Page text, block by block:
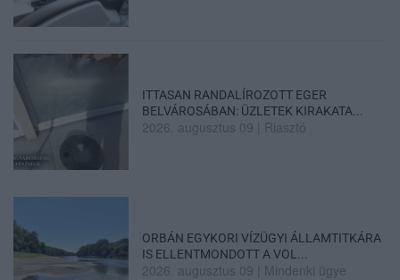
ITTASAN RANDALÍROZOTT EGER
BELVÁROSÁBAN: ÜZLETEK KIRAKATA...
2026. augusztus 09 Riasztó
ORBÁN EGYKORI VÍZÜGYI ÁLLAMTITKÁRA
IS ELLENTMONDOTT A VOL...
2026. augusztus 09 Mindenki ügye